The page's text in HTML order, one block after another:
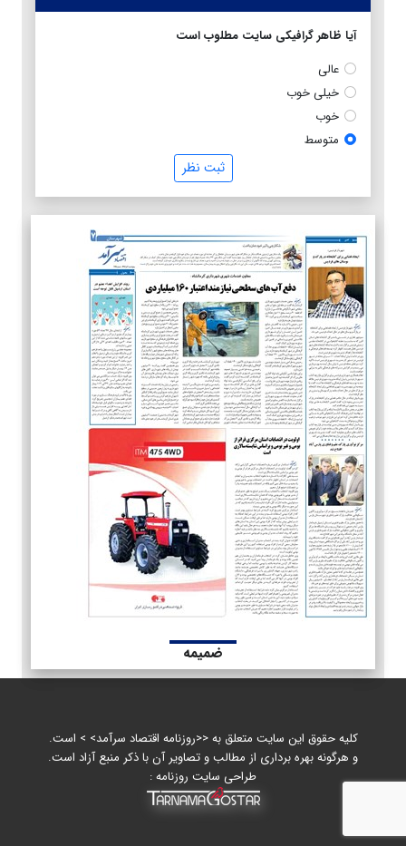
آیا ظاهر گرافیکی سایت مطلوب است
عالی
خیلی خوب
خوب
متوسط
ثبت نظر
ضمیمه
کلیه حقوق این سایت متعلق به <<روزنامه اقتصاد سرآمد> > است.
و هرگونه بهره برداری از مطالب و تصاویر آن با ذکر منبع آزاد است.
طراحی سایت روزنامه :